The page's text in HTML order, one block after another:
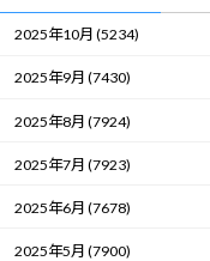
2025年10月 (5234)
2025年9月 (7430)
2025年8月 (7924)
2025年7月 (7923)
2025年6月 (7678)
2025年5月 (7900)